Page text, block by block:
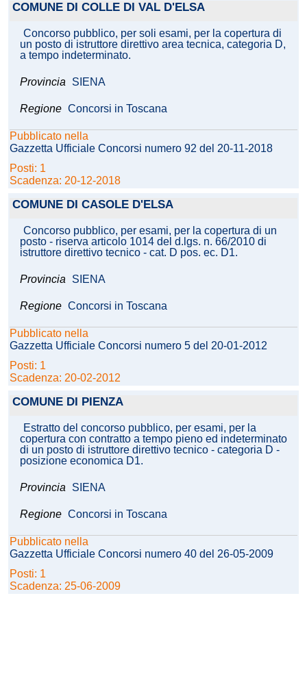
COMUNE DI COLLE DI VAL D'ELSA
Concorso pubblico, per soli esami, per la copertura di
un posto di istruttore direttivo area tecnica, categoria D,
a tempo indeterminato.
Provincia SIENA
Regione Concorsi in Toscana
Pubblicato nella
Gazzetta Ufficiale Concorsi numero 92 del 20-11-2018
Posti: 1
Scadenza: 20-12-2018
COMUNE DI CASOLE D'ELSA
Concorso pubblico, per esami, per la copertura di un
posto - riserva articolo 1014 del d.lgs. n. 66/2010 di
istruttore direttivo tecnico - cat. D pos. ec. D1.
Provincia SIENA
Regione Concorsi in Toscana
Pubblicato nella
Gazzetta Ufficiale Concorsi numero 5 del 20-01-2012
Posti: 1
Scadenza: 20-02-2012
COMUNE DI PIENZA
Estratto del concorso pubblico, per esami, per la
copertura con contratto a tempo pieno ed indeterminato
di un posto di istruttore direttivo tecnico - categoria D -
posizione economica D1.
Provincia SIENA
Regione Concorsi in Toscana
Pubblicato nella
Gazzetta Ufficiale Concorsi numero 40 del 26-05-2009
Posti: 1
Scadenza: 25-06-2009